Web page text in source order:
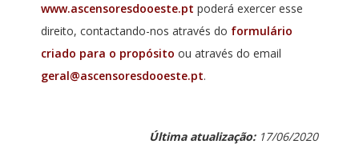
www.ascensoresdooeste.pt poderá exercer esse
direito, contactando-nos através do formulário
criado para o propósito ou através do email
geral@ascensoresdooeste.pt.
Última atualização:17/06/2020